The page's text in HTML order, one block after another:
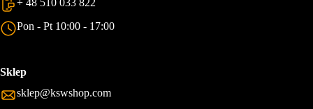
+ 48 510 033 822
Pon - Pt 10:00 - 17:00
Sklep
sklep@kswshop.com